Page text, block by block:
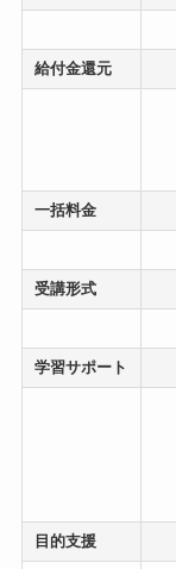
給付金還元
一括料金
受講形式
学習サポート
目的支援